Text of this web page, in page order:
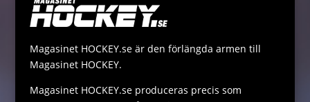
r
i
k
s
p
s
g
Magasinet HOCKEY.se är den förlängda armen till
Magasinet HOCKEY.
Magasinet HOCKEY.se produceras precis som